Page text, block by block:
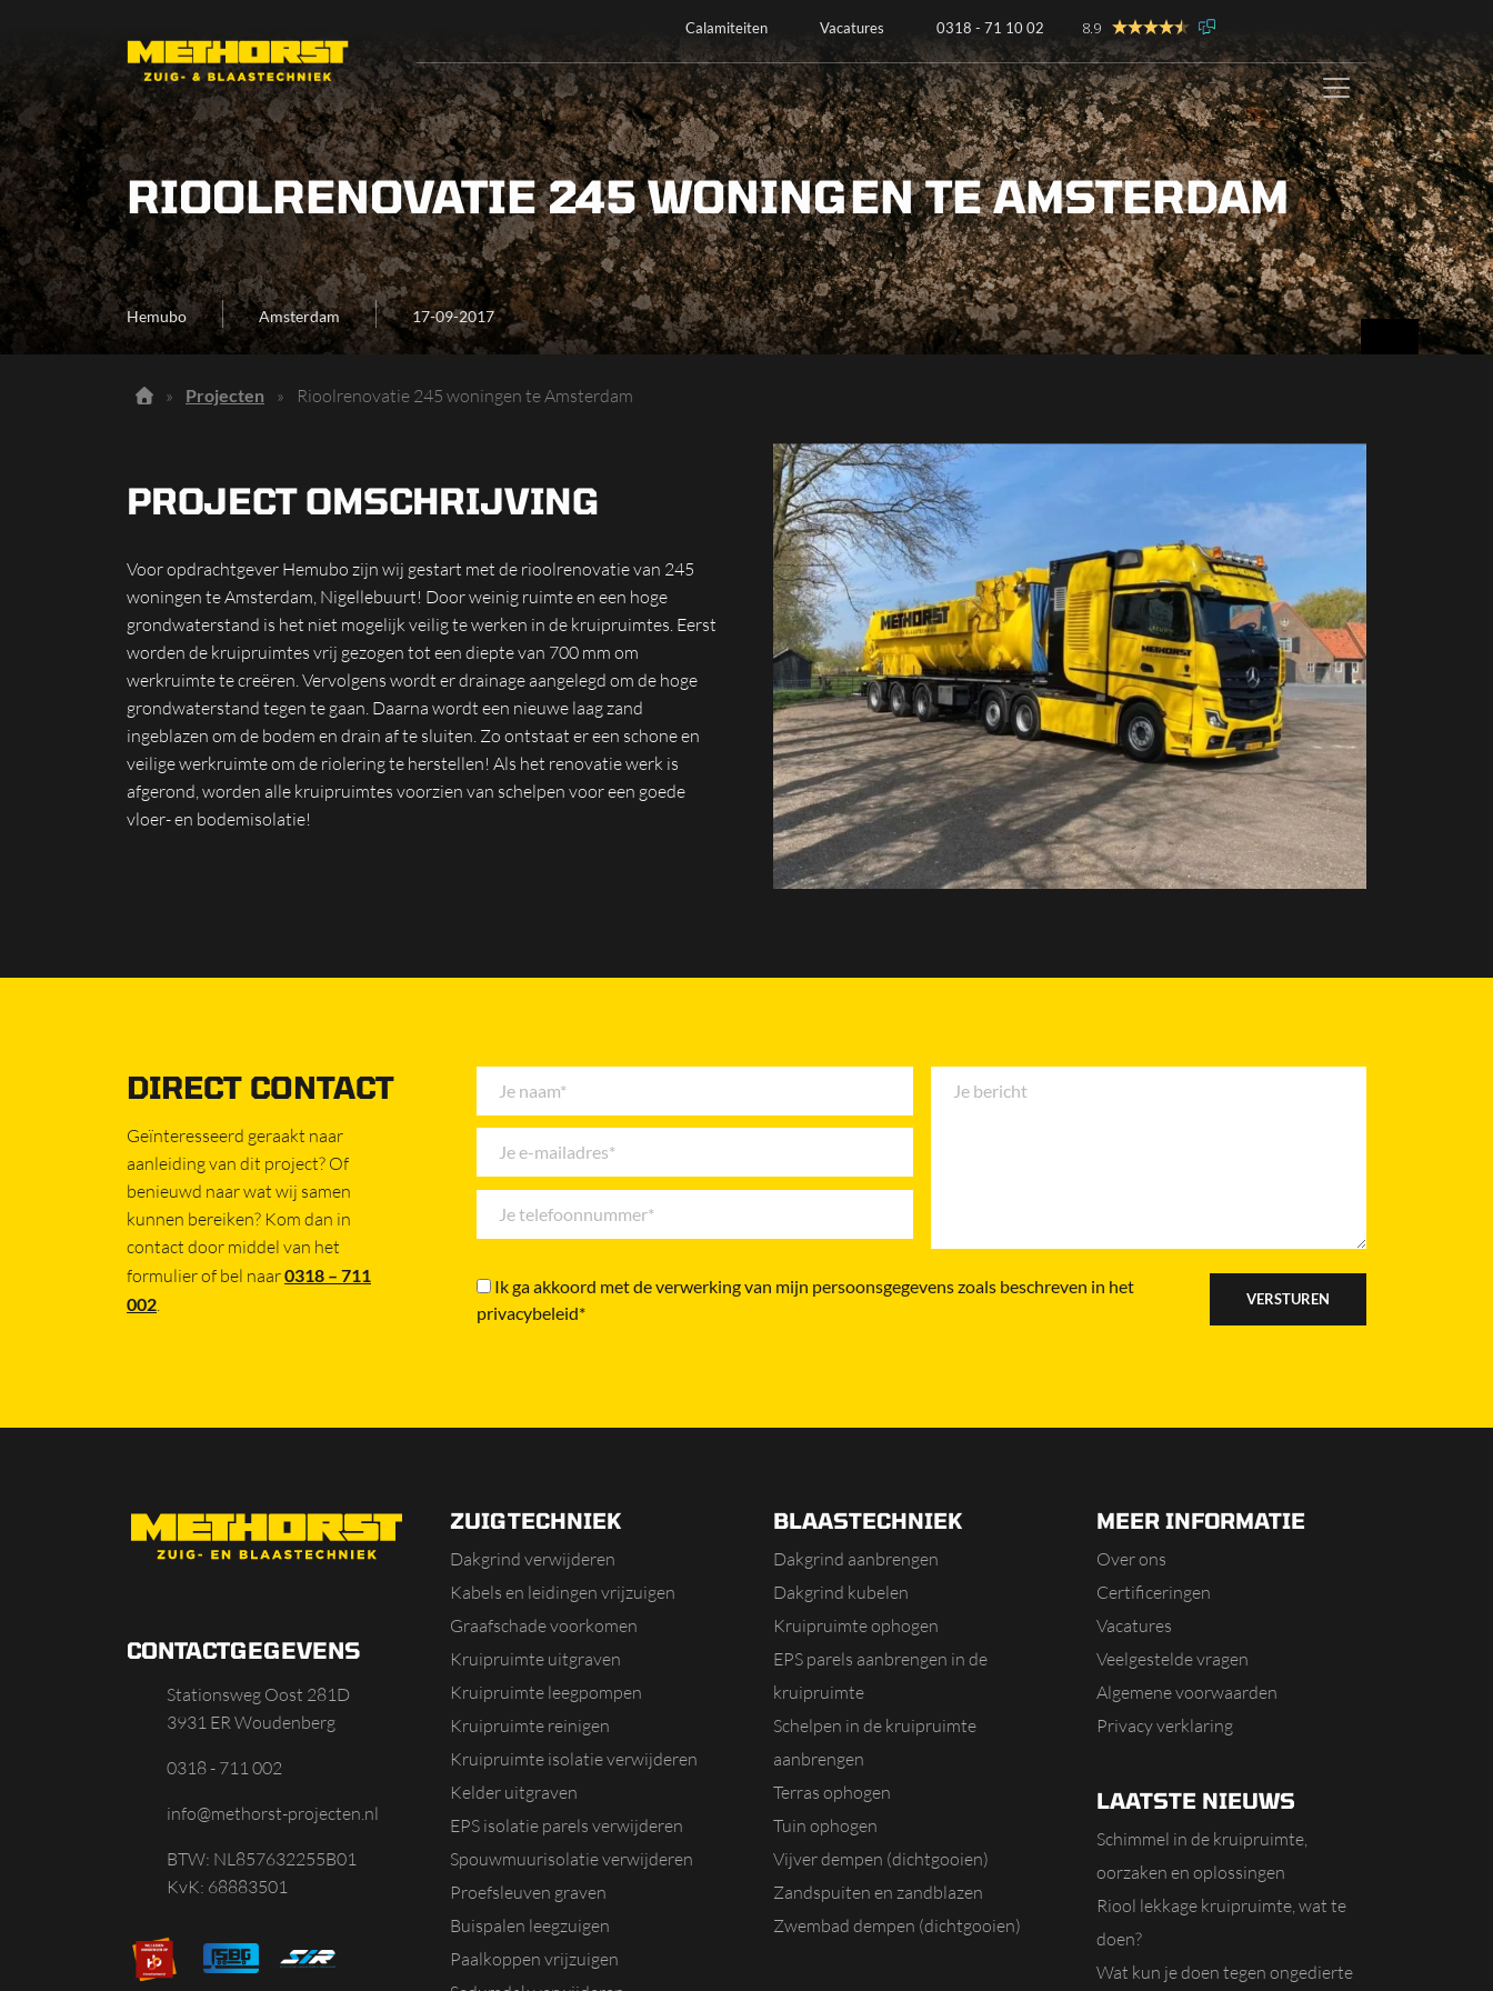
Calamiteiten Vacatures 0318 - 71 10 02 8.9
RIOOLRENOVATIE 245 WONINGEN TE AMSTERDAM
Hemubo Amsterdam 17-09-2017
» Projecten » Rioolrenovatie 245 woningen te Amsterdam
PROJECT OMSCHRIJVING
Voor opdrachtgever Hemubo zijn wij gestart met de rioolrenovatie van 245
woningen te Amsterdam, Nigellebuurt! Door weinig ruimte en een hoge
grondwaterstand is het niet mogelijk veilig te werken in de kruipruimtes. Eerst
worden de kruipruimtes vrij gezogen tot een diepte van 700 mm om
werkruimte te creëren. Vervolgens wordt er drainage aangelegd om de hoge
grondwaterstand tegen te gaan. Daarna wordt een nieuwe laag zand
ingeblazen om de bodem en drain af te sluiten. Zo ontstaat er een schone en
veilige werkruimte om de riolering te herstellen! Als het renovatie werk is
afgerond, worden alle kruipruimtes voorzien van schelpen voor een goede
vloer- en bodemisolatie!
DIRECT CONTACT
Geïnteresseerd geraakt naar
aanleiding van dit project? Of
benieuwd naar wat wij samen
kunnen bereiken? Kom dan in
contact door middel van het
formulier of bel naar0318 – 711
002.
Ik ga akkoord met de verwerking van mijn persoonsgegevens zoals beschreven in het
privacybeleid*
CONTACTGEGEVENS
Stationsweg Oost 281D
3931 ER Woudenberg
0318 - 711 002
info@methorst-projecten.nl
BTW: NL857632255B01
KvK: 68883501
ZUIGTECHNIEK
Dakgrind verwijderen
Kabels en leidingen vrijzuigen
Graafschade voorkomen
Kruipruimte uitgraven
Kruipruimte leegpompen
Kruipruimte reinigen
Kruipruimte isolatie verwijderen
Kelder uitgraven
EPS isolatie parels verwijderen
Spouwmuurisolatie verwijderen
Proefsleuven graven
Buispalen leegzuigen
Paalkoppen vrijzuigen
BLAASTECHNIEK
Dakgrind aanbrengen
Dakgrind kubelen
Kruipruimte ophogen
EPS parels aanbrengen in de
kruipruimte
Schelpen in de kruipruimte
aanbrengen
Terras ophogen
Tuin ophogen
Vijver dempen (dichtgooien)
Zandspuiten en zandblazen
Zwembad dempen (dichtgooien)
MEER INFORMATIE
Over ons
Certificeringen
Vacatures
Veelgestelde vragen
Algemene voorwaarden
Privacy verklaring
LAATSTE NIEUWS
Schimmel in de kruipruimte,
oorzaken en oplossingen
Riool lekkage kruipruimte, wat te
doen?
Wat kun je doen tegen ongedierte